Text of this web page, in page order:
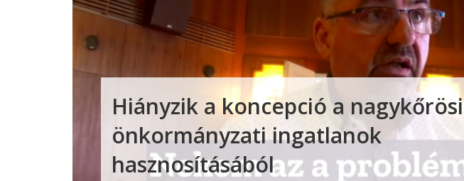
Hiányzik a koncepció a nagykőrösi
önkormányzati ingatlanok
hasznosításából